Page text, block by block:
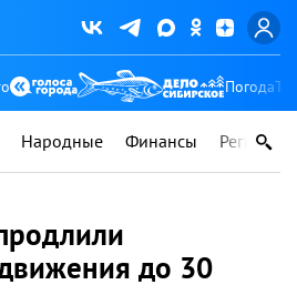
Погода
Народные Финансы Регионы
до 30